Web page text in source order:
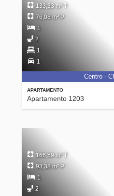
APARTAMENTO
Apartamento 1203
133,33 m² T
76,08 m² P
1
2
1
1
Centro -
166,59 m² T
93,38 m² P
1
2